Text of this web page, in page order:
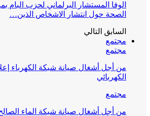
الوفا المستشار البرلماني لحزب البام
الصحة حول انتشار الاشخاص الذين…
السابق التالي
مجتمع
مجتمع
من أجل أشغال صيانة شبكة الكهرباء
الكهربائي
مجتمع
من أجل أشغال صيانة شبكة الماء